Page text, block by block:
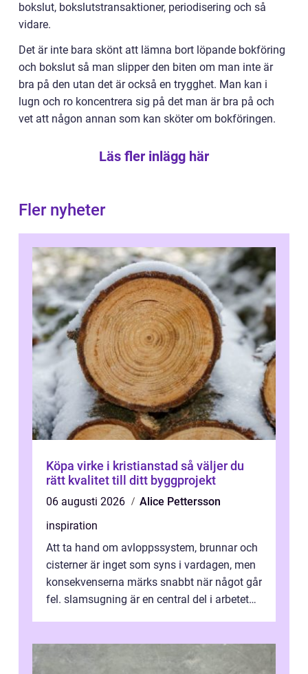
bokslut, bokslutstransaktioner, periodisering och så
vidare.
Det är inte bara skönt att lämna bort löpande bokföring
och bokslut så man slipper den biten om man inte är
bra på den utan det är också en trygghet. Man kan i
lugn och ro koncentrera sig på det man är bra på och
vet att någon annan som kan sköter om bokföringen.
Läs fler inlägg här
Fler nyheter
Köpa virke i kristianstad så väljer du
rätt kvalitet till ditt byggprojekt
06 augusti 2026
Alice Pettersson
inspiration
Att ta hand om avloppssystem, brunnar och
cisterner är inget som syns i vardagen, men
konsekvenserna märks snabbt när något går
fel. slamsugning är en central del i arbetet